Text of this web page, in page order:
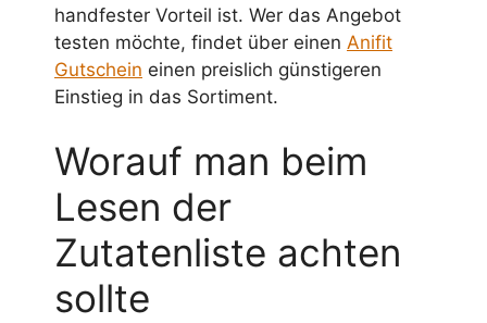
handfester Vorteil ist. Wer das Angebot
testen möchte, findet über einen Anifit
Gutschein einen preislich günstigeren
Einstieg in das Sortiment.
Worauf man beim
Lesen der
Zutatenliste achten
sollte